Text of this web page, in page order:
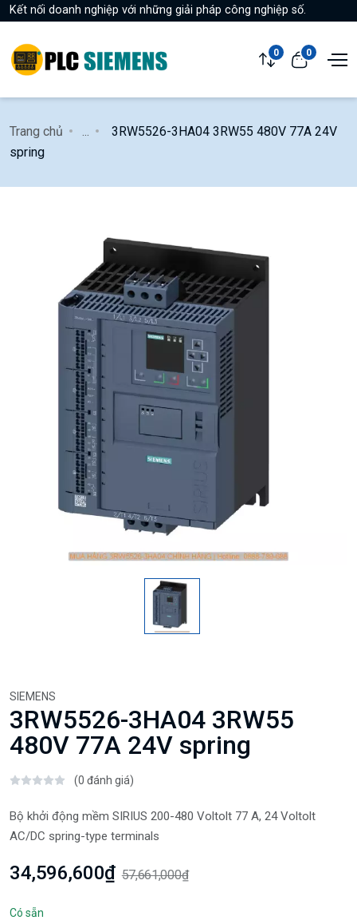
Kết nối doanh nghiệp với những giải pháp công nghiệp số.
0 0
Trang chủ
3RW5526-3HA04 3RW55 480V 77A 24V
spring
SIEMENS
3RW5526-3HA04 3RW55
480V 77A 24V spring
(0 đánh giá)
Bộ khởi động mềm SIRIUS 200-480 Voltolt 77 A, 24 Voltolt
AC/DC spring-type terminals
34,596,600₫ 57,661,000₫
Có sẵn